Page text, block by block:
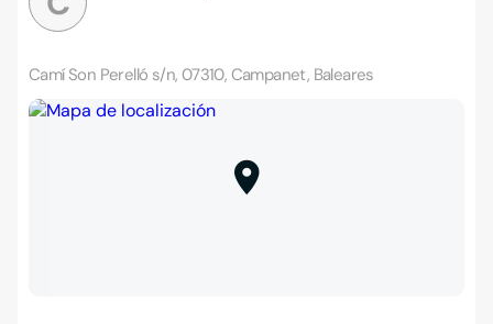
Camí Son Perelló s/n, 07310, Campanet, Baleares